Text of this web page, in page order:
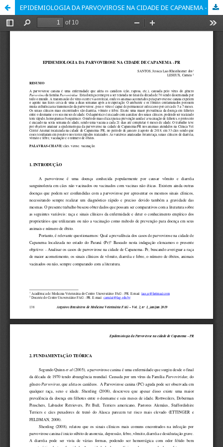
EPIDEMIOLOGIA DA PARVOVIROSE NA CIDADE DE CAPANEMA - PR